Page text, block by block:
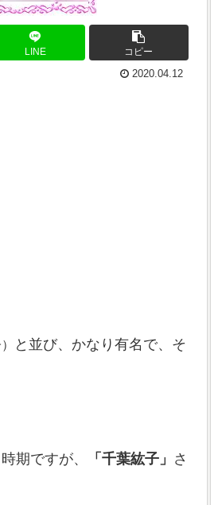
LINE コピー
2020.04.12
と並び、かなり有名で、そ
期ですが、 「千葉紘子」 さ